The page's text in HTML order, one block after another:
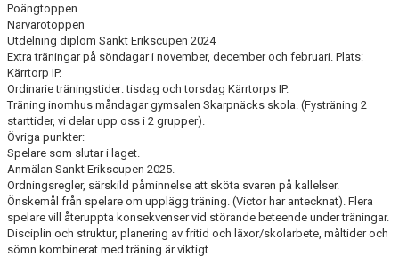
Poängtoppen
Närvarotoppen
Utdelning diplom Sankt Erikscupen 2024
Extra träningar på söndagar i november, december och februari. Plats:
Kärrtorp IP.
Ordinarie träningstider: tisdag och torsdag Kärrtorps IP.
Träning inomhus måndagar gymsalen Skarpnäcks skola. (Fysträning 2
starttider, vi delar upp oss i 2 grupper).
Övriga punkter:
Spelare som slutar i laget.
Anmälan Sankt Erikscupen 2025.
Ordningsregler, särskild påminnelse att sköta svaren på kallelser.
Önskemål från spelare om upplägg träning. (Victor har antecknat). Flera
spelare vill återuppta konsekvenser vid störande beteende under träningar.
Disciplin och struktur, planering av fritid och läxor/skolarbete, måltider och
sömn kombinerat med träning är viktigt.